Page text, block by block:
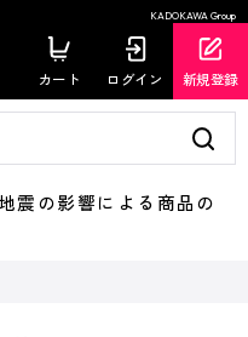
KADOKAWA Group
カート ログイン 新規登録
の影響による商品の